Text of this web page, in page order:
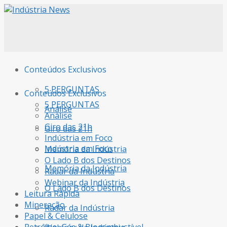
Conteúdos Exclusivos
5 PERGUNTAS
Análise
Giro das 21h
Indústria em Foco
Memória da Indústria
O Lado B dos Destinos
Radar da Indústria
Conteúdos Exclusivos
5 PERGUNTAS
Análise
Giro das 21h
Indústria em Foco
Memória da Indústria
O Lado B dos Destinos
Radar da Indústria
Webinar da Indústria
Leitura Rápida
Mineração
Papel & Celulose